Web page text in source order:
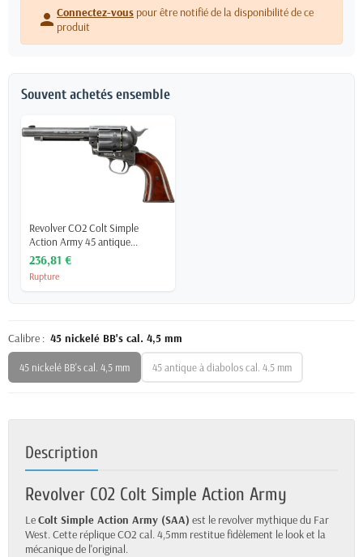
person Connectez-vous pour être notifié de la disponibilité de ce
produit
Souvent achetés ensemble
Revolver CO2 Colt Simple
Action Army 45 antique...
236,81 €
Rupture
Calibre : 45 nickelé BB's cal. 4,5 mm
45 nickelé BB's cal. 4,5 mm 45 antique à diabolos cal. 4.5 mm
Description
Revolver CO2 Colt Simple Action Army
LeColt Simple Action Army (SAA) est le revolver mythique du Far
West. Cette réplique CO2 cal. 4,5mm restitue fidèlement le look et la
mécanique de l'original.